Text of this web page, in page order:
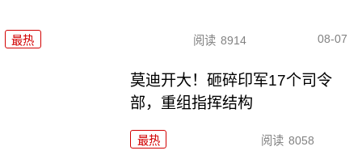
最热 阅读 8914 08-07
莫迪开大！砸碎印军17个司令
部，重组指挥结构
最热 阅读 8058